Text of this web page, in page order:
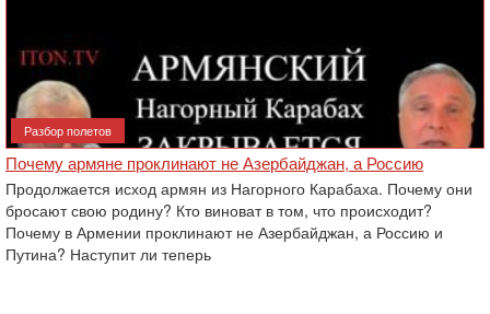
Разбор полетов
Почему армяне проклинают не Азербайджан, а Россию
Продолжается исход армян из Нагорного Карабаха. Почему они
бросают свою родину? Кто виноват в том, что происходит?
Почему в Армении проклинают не Азербайджан, а Россию и
Путина? Наступит ли теперь